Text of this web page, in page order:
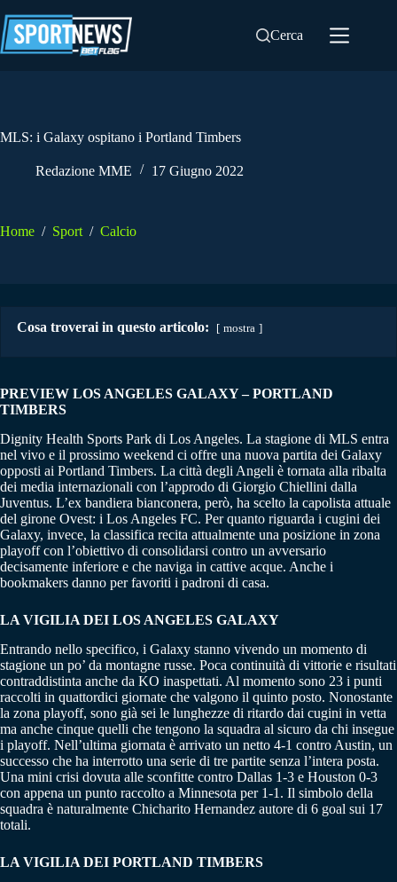
al
contenuto
Cerca
MLS: i Galaxy ospitano i Portland Timbers
Redazione MME 17 Giugno 2022
Home / Sport / Calcio
Cosa troverai in questo articolo: mostra
PREVIEW LOS ANGELES GALAXY – PORTLAND
TIMBERS
Dignity Health Sports Park di Los Angeles. La stagione di MLS entra
nel vivo e il prossimo weekend ci offre una nuova partita dei Galaxy
opposti ai Portland Timbers. La città degli Angeli è tornata alla ribalta
dei media internazionali con l’approdo di Giorgio Chiellini dalla
Juventus. L’ex bandiera bianconera, però, ha scelto la capolista attuale
del girone Ovest: i Los Angeles FC. Per quanto riguarda i cugini dei
Galaxy, invece, la classifica recita attualmente una posizione in zona
playoff con l’obiettivo di consolidarsi contro un avversario
decisamente inferiore e che naviga in cattive acque. Anche i
bookmakers danno per favoriti i padroni di casa.
LA VIGILIA DEI LOS ANGELES GALAXY
Entrando nello specifico, i Galaxy stanno vivendo un momento di
stagione un po’ da montagne russe. Poca continuità di vittorie e risultati
contraddistinta anche da KO inaspettati. Al momento sono 23 i punti
raccolti in quattordici giornate che valgono il quinto posto. Nonostante
la zona playoff, sono già sei le lunghezze di ritardo dai cugini in vetta
ma anche cinque quelli che tengono la squadra al sicuro da chi insegue
i playoff. Nell’ultima giornata è arrivato un netto 4-1 contro Austin, un
successo che ha interrotto una serie di tre partite senza l’intera posta.
Una mini crisi dovuta alle sconfitte contro Dallas 1-3 e Houston 0-3
con appena un punto raccolto a Minnesota per 1-1. Il simbolo della
squadra è naturalmente Chicharito Hernandez autore di 6 goal sui 17
totali.
LA VIGILIA DEI PORTLAND TIMBERS